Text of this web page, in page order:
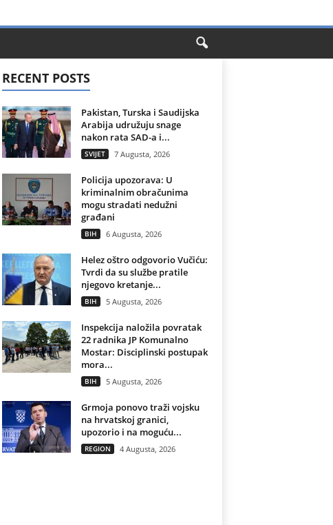
RECENT POSTS
Pakistan, Turska i Saudijska
Arabija udružuju snage
nakon rata SAD-a i...
SVIJET 7 Augusta, 2026
Policija upozorava: U
kriminalnim obračunima
mogu stradati nedužni
građani
BIH 6 Augusta, 2026
Helez oštro odgovorio Vučiću:
Tvrdi da su službe pratile
njegovo kretanje...
BIH 5 Augusta, 2026
Inspekcija naložila povratak
22 radnika JP Komunalno
Mostar: Disciplinski postupak
mora...
BIH 5 Augusta, 2026
Grmoja ponovo traži vojsku
na hrvatskoj granici,
upozorio i na moguću...
REGION 4 Augusta, 2026